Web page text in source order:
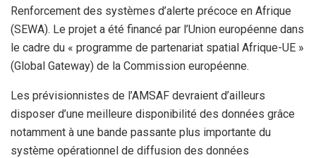
Renforcement des systèmes d’alerte précoce en Afrique
(SEWA). Le projet a été financé par l’Union européenne dans
le cadre du « programme de partenariat spatial Afrique-UE »
(Global Gateway) de la Commission européenne.
Les prévisionnistes de l’AMSAF devraient d’ailleurs
disposer d’une meilleure disponibilité des données grâce
notamment à une bande passante plus importante du
système opérationnel de diffusion des données